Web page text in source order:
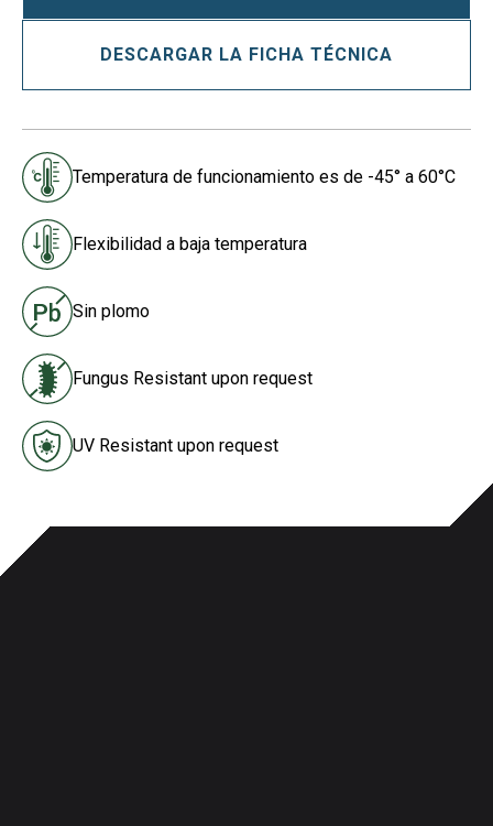
DESCARGAR LA FICHA TÉCNICA
Temperatura de funcionamiento es de -45° a 60°C
Flexibilidad a baja temperatura
Sin plomo
Fungus Resistant upon request
UV Resistant upon request